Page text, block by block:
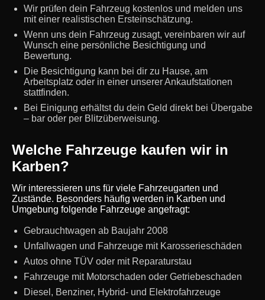
Wir prüfen dein Fahrzeug kostenlos und melden uns
mit einer realistischen Ersteinschätzung.
Wenn uns dein Fahrzeug zusagt, vereinbaren wir auf
Wunsch eine persönliche Besichtigung und
Bewertung.
Die Besichtigung kann bei dir zu Hause, am
Arbeitsplatz oder in einer unserer Ankaufstationen
stattfinden.
Bei Einigung erhältst du dein Geld direkt bei Übergabe
– bar oder per Blitzüberweisung.
Welche Fahrzeuge kaufen wir in
Karben?
Wir interessieren uns für viele Fahrzeugarten und
Zustände. Besonders häufig werden in Karben und
Umgebung folgende Fahrzeuge angefragt:
Gebrauchtwagen ab Baujahr 2008
Unfallwagen und Fahrzeuge mit Karosserieschäden
Autos ohne TÜV oder mit Reparaturstau
Fahrzeuge mit Motorschaden oder Getriebeschaden
Diesel, Benziner, Hybrid- und Elektrofahrzeuge